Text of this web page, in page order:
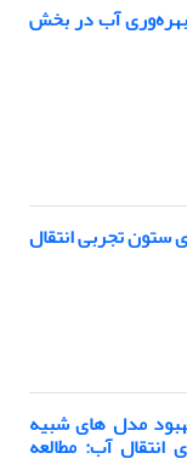
بهره‌وری آب در بخش
تجربی انتقال
مدل های شبیه
آب: مطالعه